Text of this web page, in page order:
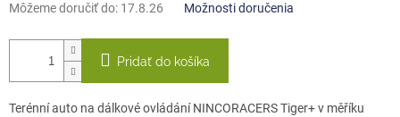
Môžeme doručiť do: 17.8.26 Možnosti doručenia
Pridať do košíka
Terénní auto na dálkové ovládání NINCORACERS Tiger+ v měříku